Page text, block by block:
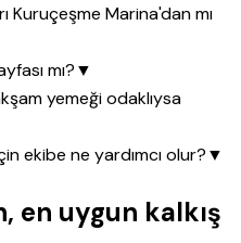
Kuruçeşme Marina'dan mı
mı?▼
yemeği odaklıysa
ekibe ne yardımcı olur?▼
en uygun kalkış